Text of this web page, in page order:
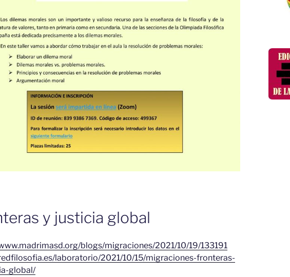
y justicia global
blogs/migraciones/2021/10/19/133191
laboratorio/2021/10/15/migraciones-fronteras-
global/